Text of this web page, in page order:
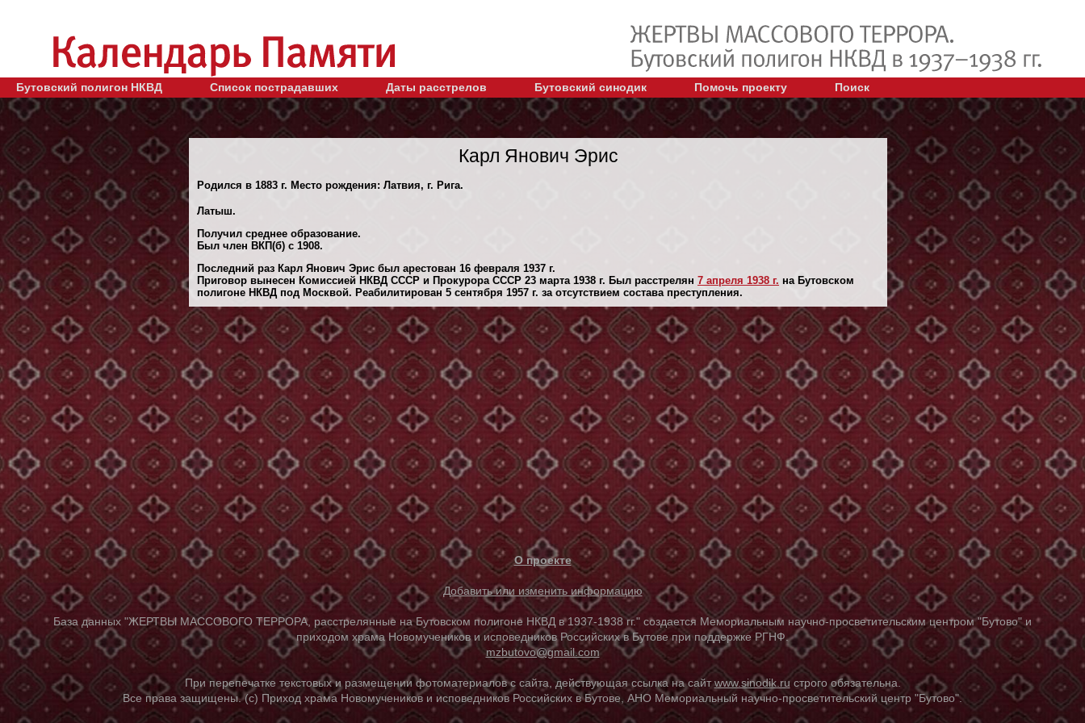
Бутовский полигон НКВД Список пострадавших Даты расстрелов Бутовский синодик Помочь проекту Поиск
Карл Янович Эрис
Родился в 1883 г. Место рождения: Латвия, г. Рига.
Латыш.
Получил среднее образование.
Был член ВКП(б) с 1908.
Последний раз Карл Янович Эрис был арестован 16 февраля 1937 г.
Приговор вынесен Комиссией НКВД СССР и Прокурора СССР 23 марта 1938 г. Был расстрелян 7 апреля 1938 г. на Бутовском
полигоне НКВД под Москвой. Реабилитирован 5 сентября 1957 г. за отсутствием состава преступления.
О проекте
Добавить или изменить информацию
База данных "ЖЕРТВЫ МАССОВОГО ТЕРРОРА, расстрелянные на Бутовском полигоне НКВД в 1937-1938 гг." создается Мемориальным научно-просветительским центром "Бутово" и
приходом храма Новомучеников и исповедников Российских в Бутове при поддержке РГНФ.
mzbutovo@gmail.com
При перепечатке текстовых и размещении фотоматериалов с сайта, действующая ссылка на сайтwww.sinodik.ru строго обязательна.
Все права защищены. (с) Приход храма Новомучеников и исповедников Российских в Бутове, АНО Мемориальный научно-просветительский центр "Бутово".